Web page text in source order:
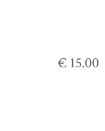
€ 15.00